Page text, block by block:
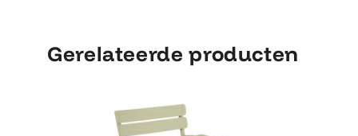
Gerelateerde producten